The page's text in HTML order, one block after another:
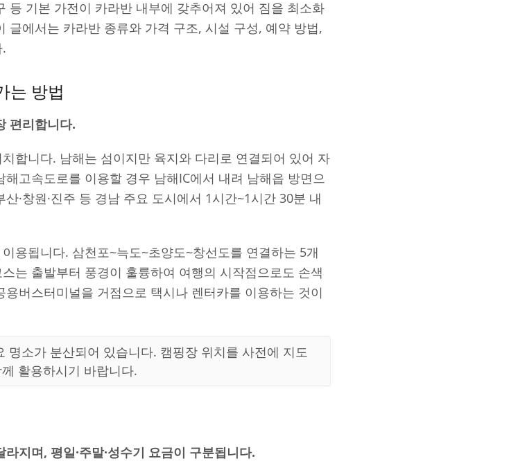
등 기본 가전이 카라반 내부에 갖추어져 있어 짐을 최소화
글에서는 카라반 종류와 가격 구조, 시설 구성, 예약 방법,
는 방법
편리합니다.
합니다. 남해는 섬이지만 육지와 다리로 연결되어 있어 자
고속도로를 이용할 경우 남해IC에서 내려 남해읍 방면으
·창원·진주 등 경남 주요 도시에서 1시간~1시간 30분 내
용됩니다. 삼천포~늑도~초양도~창선도를 연결하는 5개
는 출발부터 풍경이 훌륭하여 여행의 시작점으로도 손색
버스터미널을 거점으로 택시나 렌터카를 이용하는 것이
명소가 분산되어 있습니다. 캠핑장 위치를 사전에 지도
활용하시기 바랍니다.
지며, 평일·주말·성수기 요금이 구분됩니다.